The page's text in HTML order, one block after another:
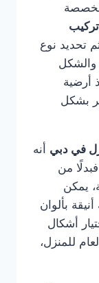
تحديد نوع
والشكل
أرضية
بشكل
في دبي أنه
من
يمكن
بألوان
أشكال
للمنزل،